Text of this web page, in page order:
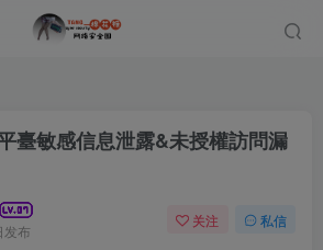
臺敏感信息泄露&未授權訪問漏
布
关注 私信